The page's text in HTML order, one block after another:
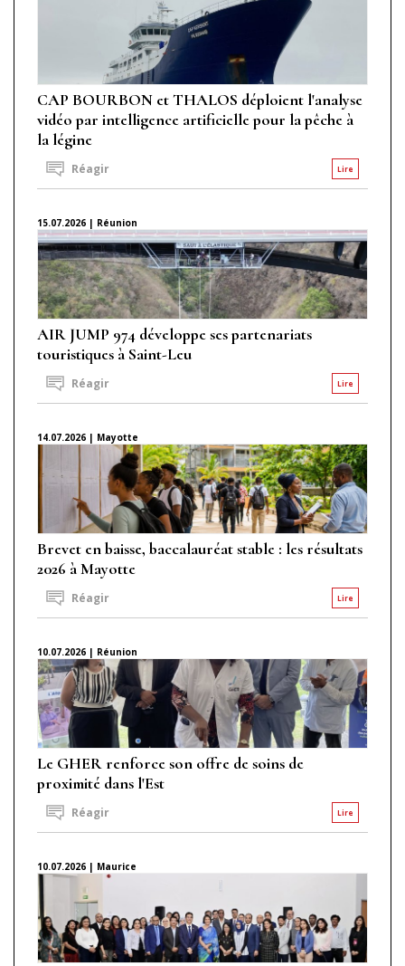
CAP BOURBON et THALOS déploient l'analyse
vidéo par intelligence artificielle pour la pêche à
la légine
Lire
Réagir
15.07.2026 | Réunion
AIR JUMP 974 développe ses partenariats
touristiques à Saint-Leu
Lire
Réagir
14.07.2026 | Mayotte
Brevet en baisse, baccalauréat stable : les résultats
2026 à Mayotte
Lire
Réagir
10.07.2026 | Réunion
Le GHER renforce son offre de soins de
proximité dans l'Est
Lire
Réagir
10.07.2026 | Maurice